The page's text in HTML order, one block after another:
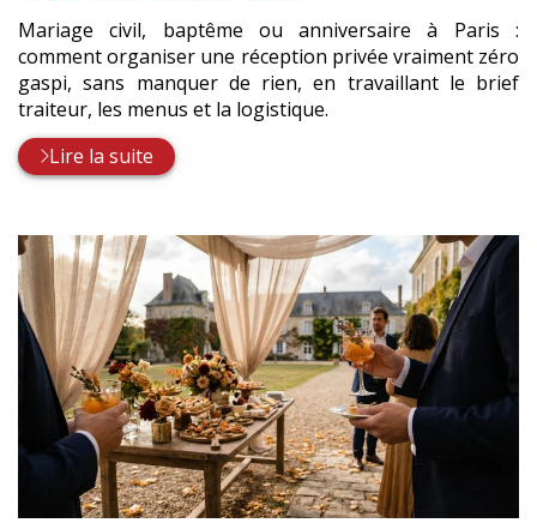
Mariage civil, baptême ou anniversaire à Paris :
comment organiser une réception privée vraiment zéro
gaspi, sans manquer de rien, en travaillant le brief
traiteur, les menus et la logistique.
Lire la suite